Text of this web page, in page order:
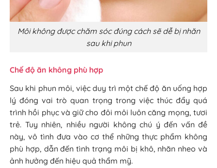
Môi không được chăm sóc đúng cách sẽ dễ bị nhăn
sau khi phun
Chế độ ăn không phù hợp
Sau khi phun môi, việc duy trì một chế độ ăn uống hợp
lý đóng vai trò quan trọng trong việc thúc đẩy quá
trình hồi phục và giữ cho đôi môi luôn căng mọng, tươi
trẻ. Tuy nhiên, nhiều người không chú ý đến vấn đề
này, vô tình đưa vào cơ thể những thực phẩm không
phù hợp, dẫn đến tình trạng môi bị khô, nhăn nheo và
ảnh hưởng đến hiệu quả thẩm mỹ.